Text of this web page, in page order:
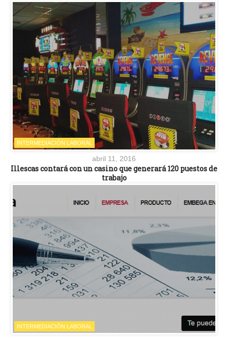
INTERMEDIACIÓN LABORAL
abril 11, 2016
Illescas contará con un casino que generará 120 puestos de
trabajo
INTERMEDIACIÓN LABORAL